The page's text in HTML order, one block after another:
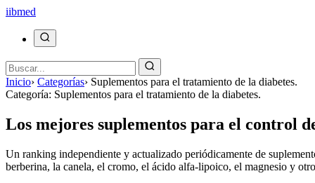
iibmed
Inicio› Categorías› Suplementos para el tratamiento de la diabetes.
Categoría: Suplementos para el tratamiento de la diabetes.
Los mejores suplementos para el control
Un ranking independiente y actualizado periódicamente de
berberina, la canela, el cromo, el ácido alfa-lipoico, el magnesio y